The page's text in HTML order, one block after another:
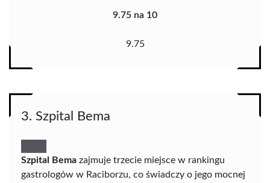
9.75 na 10
9.75
3. Szpital Bema
Szpital Bema zajmuje trzecie miejsce w rankingu
gastrologów w Raciborzu, co świadczy o jego mocnej